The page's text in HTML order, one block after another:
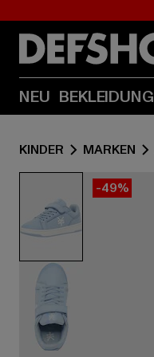
NEU BEKLEIDUNG
KINDER MARKEN
-49%